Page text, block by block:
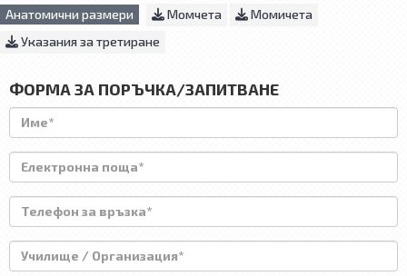
Анатомични размери Момчета
Момичета
Указания за третиране
ФОРМА ЗА ПОРЪЧКА/ЗАПИТВАНЕ